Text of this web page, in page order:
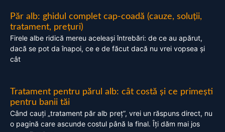
Păr alb: ghidul complet cap-coadă (cauze, soluții,
tratament, prețuri)
Firele albe ridică mereu aceleași întrebări: de ce au apărut,
dacă se pot da înapoi, ce e de făcut dacă nu vrei vopsea și
cât
Tratament pentru părul alb: cât costă și ce primești
pentru banii tăi
Când cauți „tratament păr alb preț”, vrei un răspuns direct, nu
o pagină care ascunde costul până la final. Îți dăm mai jos